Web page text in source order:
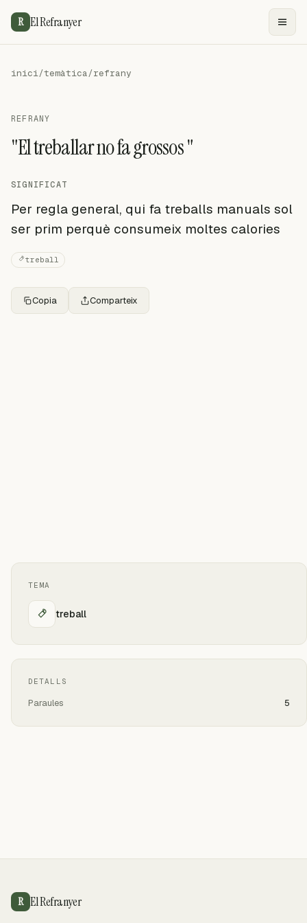
R El Refranyer
inici/temàtica/refrany
REFRANY
"El treballar no fa grossos "
SIGNIFICAT
Per regla general, qui fa treballs manuals sol
ser prim perquè consumeix moltes calories
treball
Copia Comparteix
TEMA
treball
DETALLS
Paraules 5
R El Refranyer